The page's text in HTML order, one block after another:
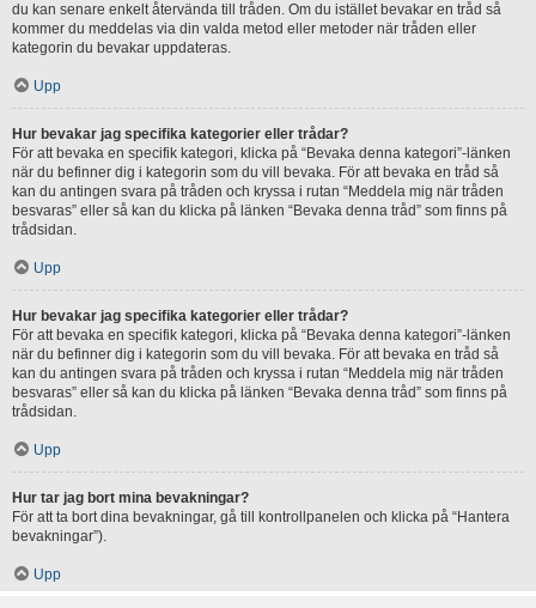
du kan senare enkelt återvända till tråden. Om du istället bevakar en tråd så
kommer du meddelas via din valda metod eller metoder när tråden eller
kategorin du bevakar uppdateras.
Upp
Hur bevakar jag specifika kategorier eller trådar?
För att bevaka en specifik kategori, klicka på “Bevaka denna kategori”-länken
när du befinner dig i kategorin som du vill bevaka. För att bevaka en tråd så
kan du antingen svara på tråden och kryssa i rutan “Meddela mig när tråden
besvaras” eller så kan du klicka på länken “Bevaka denna tråd” som finns på
trådsidan.
Upp
Hur bevakar jag specifika kategorier eller trådar?
För att bevaka en specifik kategori, klicka på “Bevaka denna kategori”-länken
när du befinner dig i kategorin som du vill bevaka. För att bevaka en tråd så
kan du antingen svara på tråden och kryssa i rutan “Meddela mig när tråden
besvaras” eller så kan du klicka på länken “Bevaka denna tråd” som finns på
trådsidan.
Upp
Hur tar jag bort mina bevakningar?
För att ta bort dina bevakningar, gå till kontrollpanelen och klicka på “Hantera
bevakningar”).
Upp